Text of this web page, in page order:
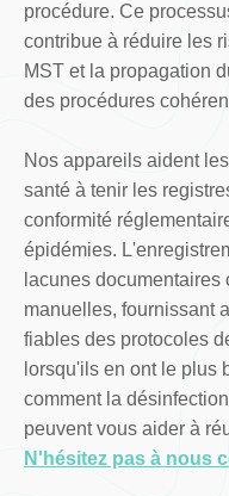
procédure. Ce
contribue à réduire les
MST et la propagation
des procédures
Nos appareils aident
santé à tenir les
conformité
épidémies.
lacunes
manuelles, fournissant
fiables des protocoles
lorsqu'ils en ont le plus
comment la
peuvent vous aider à
N'hésitez pas à nous